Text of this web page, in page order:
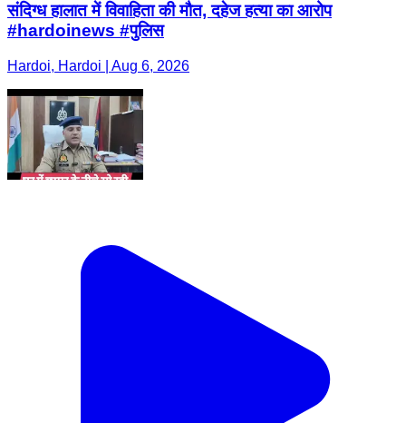
संदिग्ध हालात में विवाहिता की मौत, दहेज हत्या का आरोप
#hardoinews #पुलिस
Hardoi, Hardoi | Aug 6, 2026